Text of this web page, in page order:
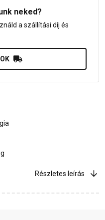
neked?
a szállítási díj és
Részletes leírás